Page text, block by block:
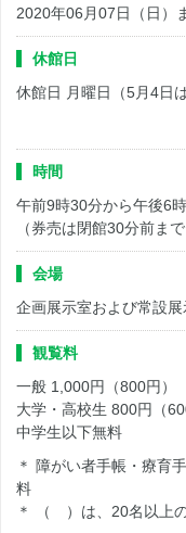
2020年06月07日（日）
休館日
休館日 月曜日（5月4日
時間
午前9時30分から午後6
（券売は閉館30分前まで
会場
企画展示室および常設
観覧料
一般 1,000円（800円）
大学・高校生 800円（
中学生以下無料
＊ 障がい者手帳・療育
料
＊ （ ）は、 20名以上